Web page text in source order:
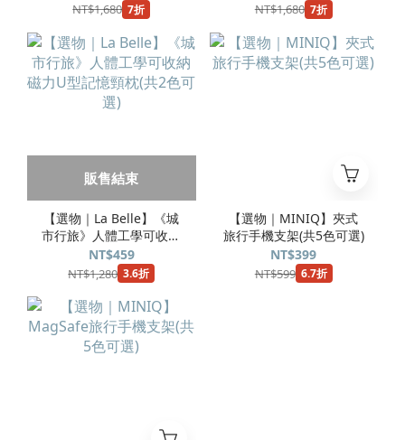
NT$1,680 7折 NT$1,680 7折
販售結束
【選物｜La Belle】《城
市行旅》人體工學可收納
磁力U型記憶頸枕(共2色
可選)
NT$459
NT$1,280 3.6折
【選物｜MINIQ】夾式
旅行手機支架(共5色可選)
NT$399
NT$599 6.7折